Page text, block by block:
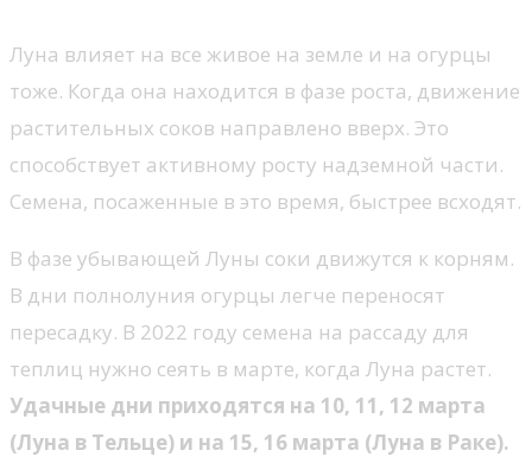
Луна влияет на все живое на земле и на огурцы
тоже. Когда она находится в фазе роста, движение
растительных соков направлено вверх. Это
способствует активному росту надземной части.
Семена, посаженные в это время, быстрее всходят.
В фазе убывающей Луны соки движутся к корням.
В дни полнолуния огурцы легче переносят
пересадку. В 2022 году семена на рассаду для
теплиц нужно сеять в марте, когда Луна растет.
Удачные дни приходятся на 10, 11, 12 марта
(Луна в Тельце) и на 15, 16 марта (Луна в Раке).